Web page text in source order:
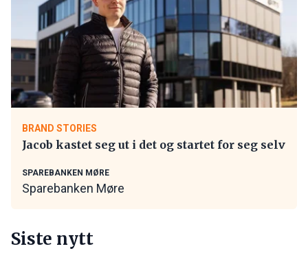
BRAND STORIES
Jacob kastet seg ut i det og startet for seg selv
SPAREBANKEN MØRE
Sparebanken Møre
Siste nytt